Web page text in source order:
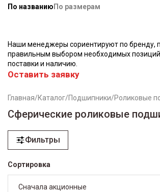
По названию По размерам
Наши менеджеры сориентируют по бренду,
правильным выбором необходимых
поставки и наличию.
Оставить заявку
Главная/Каталог/Подшипники/Роликовые
Сферические роликовые
Фильтры
Сортировка
Сначала акционные